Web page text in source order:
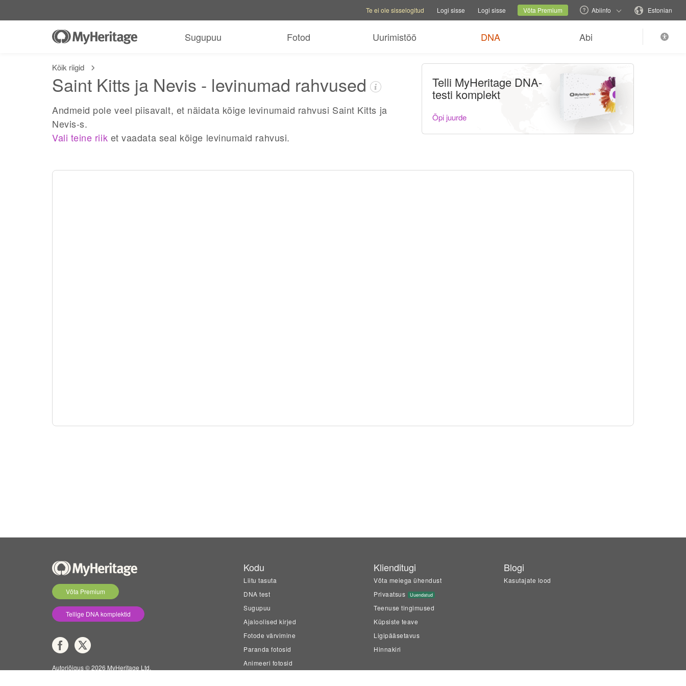
Praegune saitMuuda keelt
Te ei ole sisselogitud Logi sisse Logi sisse Võta Premium Abiinfo Estonian
Sugupuu Fotod Uurimistöö DNA Abi
Kõik riigid
Saint Kitts ja Nevis - levinumad rahvused
Andmeid pole veel piisavalt, et näidata kõige levinumaid rahvusi Saint Kitts ja
Nevis-s.
Vali teine riik et vaadata seal kõige levinumaid rahvusi.
Telli MyHeritage DNA-
testi komplekt
Õpi juurde
Võta Premium
Tellige DNA komplektid
Autoriõigus © 2026 MyHeritage Ltd.
Kodu
Liitu tasuta
DNA test
Sugupuu
Ajaloolised kirjed
Fotode värvimine
Paranda fotosid
Animeeri fotosid
Klienditugi
Võta meiega ühendust
Privaatsus
Uuendatud
Teenuse tingimused
Küpsiste teave
Ligipääsetavus
Hinnakiri
Blogi
Kasutajate lood